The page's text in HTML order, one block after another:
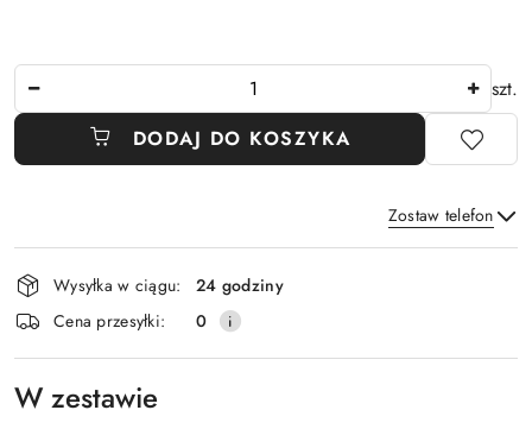
szt.
DODAJ DO KOSZYKA
Zostaw telefon
Wyślij
Dostępność
i
dostawa
Wysyłka w ciągu:
24 godziny
Cena przesyłki:
0
W zestawie